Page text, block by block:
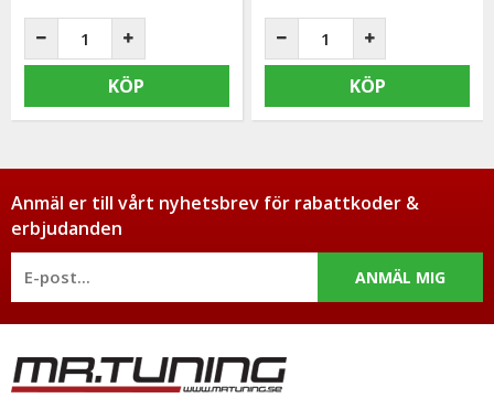
KÖP KÖP
Anmäl er till vårt nyhetsbrev för rabattkoder &
erbjudanden
ANMÄL MIG